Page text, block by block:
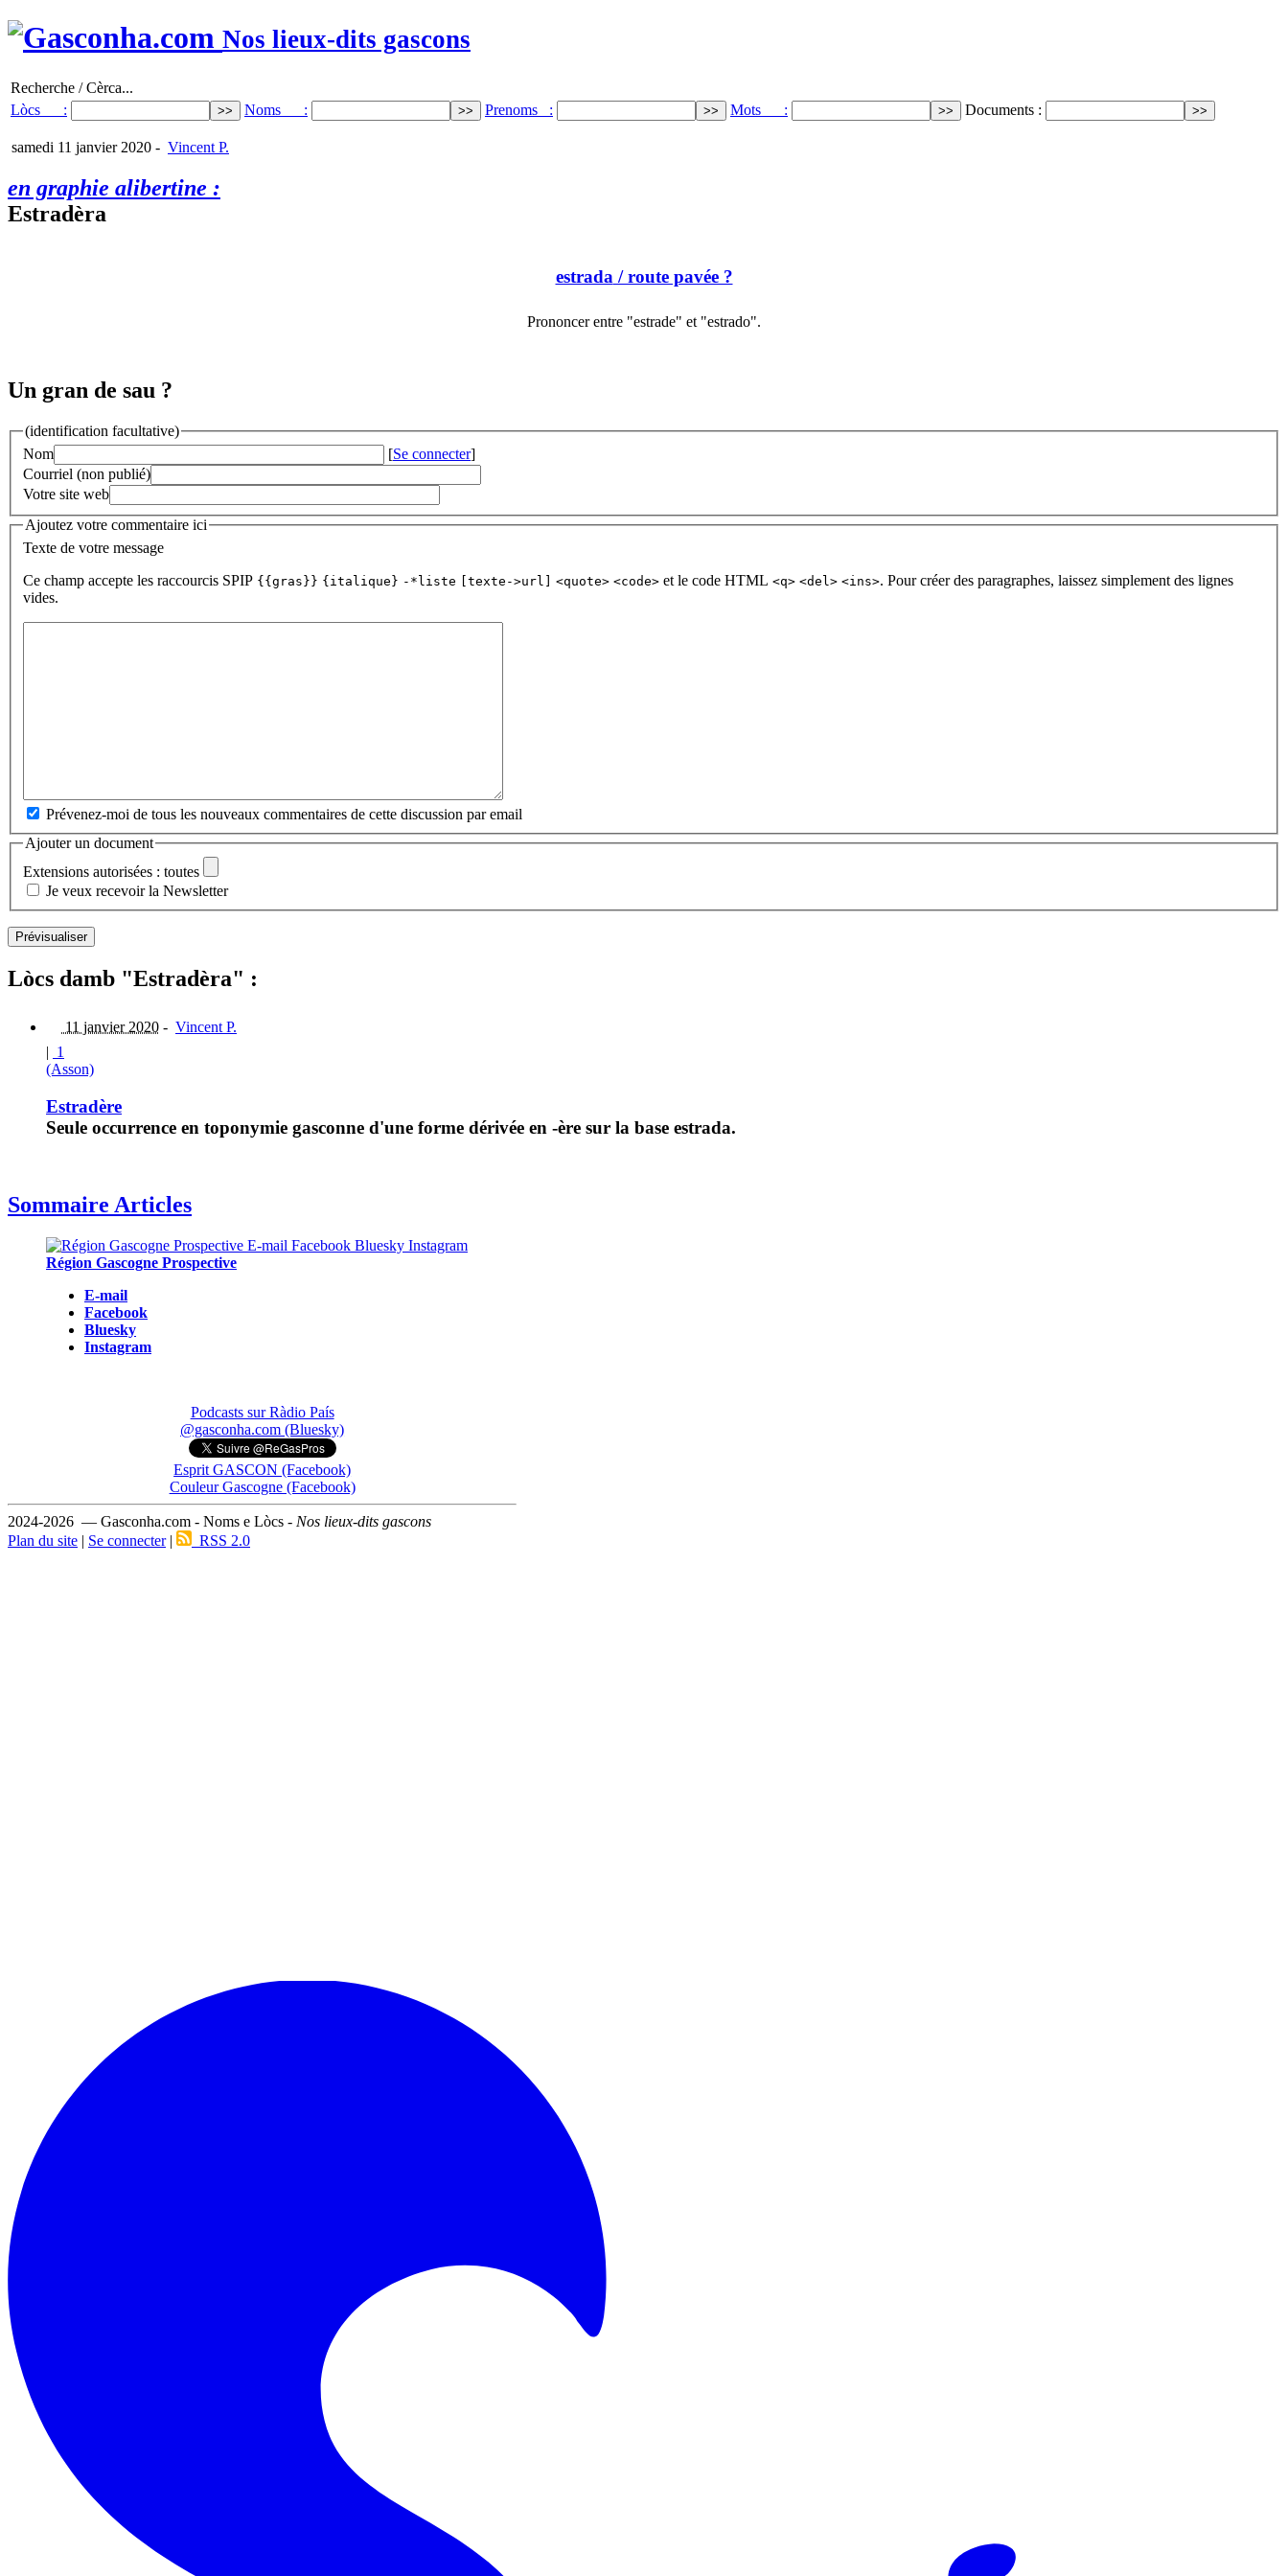
Nos lieux-dits gascons
Recherche / Cèrca...
Lòcs :
Noms : Prenoms : Mots : Documents :
samedi 11 janvier 2020 - Vincent P.
en graphie alibertine :
Estradèra
estrada/ route pavée ?
Prononcer entre "estrade" et "estrado".
Un gran de sau ?
(identification facultative)
Nom
[Se connecter]
Courriel (non publié)
Votre site web
Ajoutez votre commentaire ici
Texte de votre message
Ce champ accepte les raccourcis SPIP {{gras}} {italique} -*liste [texte->url] <quote> <code> et le code HTML <q> <del> <ins>. Pour créer des paragraphes, laissez simplement des lignes
vides.
Prévenez-moi de tous les nouveaux commentaires de cette discussion par email
Ajouter un document
Extensions autorisées : toutes
Je veux recevoir la Newsletter
Lòcs damb "Estradèra" :
11 janvier 2020 - Vincent P.
| 1
(Asson)
Estradère
Seule occurrence en toponymie gasconne d'une forme dérivée en -ère sur la base estrada.
Sommaire Articles
Région Gascogne Prospective
E-mail
Facebook
Bluesky
Instagram
Podcasts sur Ràdio País
@gasconha.com (Bluesky)
Esprit GASCON (Facebook)
Couleur Gascogne (Facebook)
2024-2026 — Gasconha.com - Noms e Lòcs - Nos lieux-dits gascons
Plan du site | Se connecter| RSS 2.0